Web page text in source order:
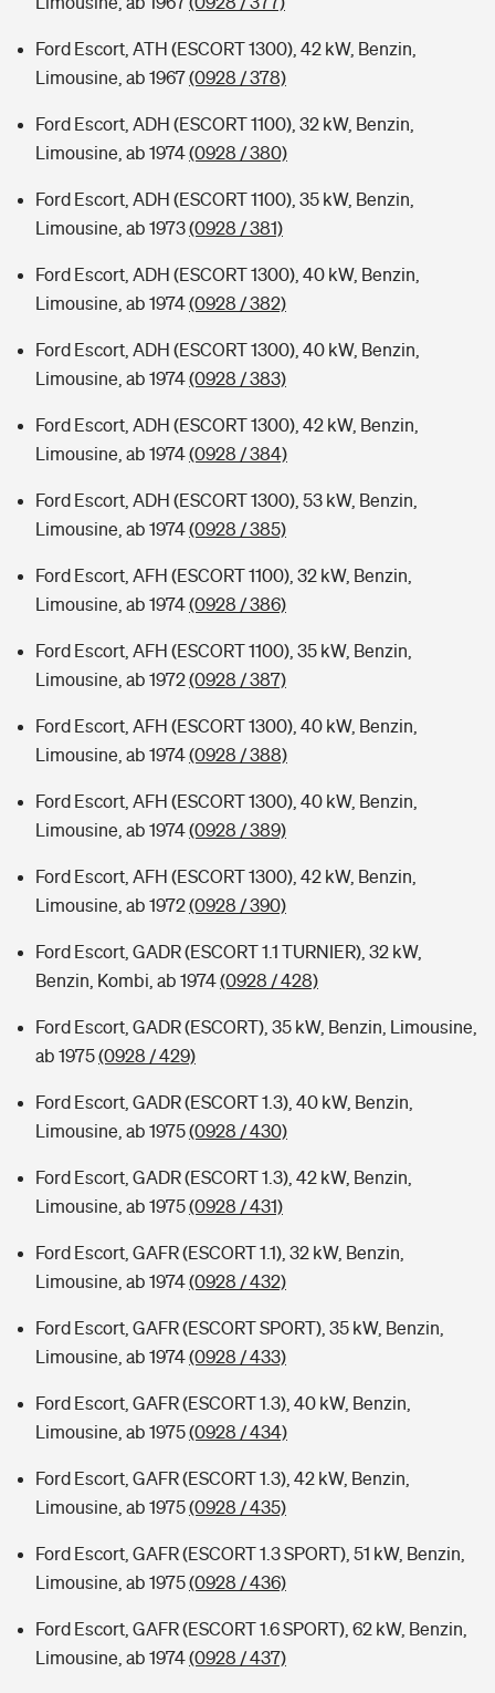
Ford Escort, ATH (ESCORT 1300), 42 kW, Benzin,
Limousine, ab 1967(0928 / 378)
Ford Escort, ADH (ESCORT 1100), 32 kW, Benzin,
Limousine, ab 1974(0928 / 380)
Ford Escort, ADH (ESCORT 1100), 35 kW, Benzin,
Limousine, ab 1973(0928 / 381)
Ford Escort, ADH (ESCORT 1300), 40 kW, Benzin,
Limousine, ab 1974(0928 / 382)
Ford Escort, ADH (ESCORT 1300), 40 kW, Benzin,
Limousine, ab 1974(0928 / 383)
Ford Escort, ADH (ESCORT 1300), 42 kW, Benzin,
Limousine, ab 1974(0928 / 384)
Ford Escort, ADH (ESCORT 1300), 53 kW, Benzin,
Limousine, ab 1974(0928 / 385)
Ford Escort, AFH (ESCORT 1100), 32 kW, Benzin,
Limousine, ab 1974(0928 / 386)
Ford Escort, AFH (ESCORT 1100), 35 kW, Benzin,
Limousine, ab 1972(0928 / 387)
Ford Escort, AFH (ESCORT 1300), 40 kW, Benzin,
Limousine, ab 1974(0928 / 388)
Ford Escort, AFH (ESCORT 1300), 40 kW, Benzin,
Limousine, ab 1974(0928 / 389)
Ford Escort, AFH (ESCORT 1300), 42 kW, Benzin,
Limousine, ab 1972(0928 / 390)
Ford Escort, GADR (ESCORT 1.1 TURNIER), 32 kW,
Benzin, Kombi, ab 1974(0928 / 428)
Ford Escort, GADR (ESCORT), 35 kW, Benzin, Limousine,
ab 1975(0928 / 429)
Ford Escort, GADR (ESCORT 1.3), 40 kW, Benzin,
Limousine, ab 1975(0928 / 430)
Ford Escort, GADR (ESCORT 1.3), 42 kW, Benzin,
Limousine, ab 1975(0928 / 431)
Ford Escort, GAFR (ESCORT 1.1), 32 kW, Benzin,
Limousine, ab 1974(0928 / 432)
Ford Escort, GAFR (ESCORT SPORT), 35 kW, Benzin,
Limousine, ab 1974(0928 / 433)
Ford Escort, GAFR (ESCORT 1.3), 40 kW, Benzin,
Limousine, ab 1975(0928 / 434)
Ford Escort, GAFR (ESCORT 1.3), 42 kW, Benzin,
Limousine, ab 1975(0928 / 435)
Ford Escort, GAFR (ESCORT 1.3 SPORT), 51 kW, Benzin,
Limousine, ab 1975(0928 / 436)
Ford Escort, GAFR (ESCORT 1.6 SPORT), 62 kW, Benzin,
Limousine, ab 1974(0928 / 437)